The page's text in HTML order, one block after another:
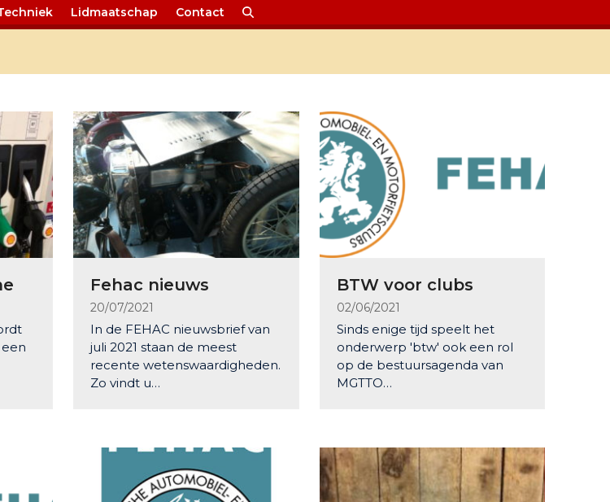
Lidmaatschap Contact
Fehac nieuws
20/07/2021
In de FEHAC nieuwsbrief van
juli 2021 staan de meest
recente wetenswaardigheden.
Zo vindt u…
BTW voor clubs
02/06/2021
Sinds enige tijd speelt het
onderwerp 'btw' ook een rol
op de bestuursagenda van
MGTTO…